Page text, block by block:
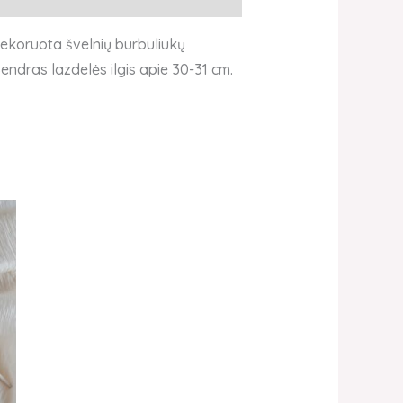
švelnių burbuliukų
lazdelės ilgis apie 30-31 cm.